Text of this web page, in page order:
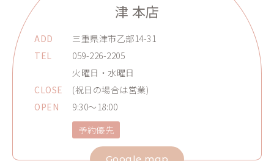
津 本店
ADD
三重県津市乙部14-31
TEL
059-226-2205
CLOSE
火曜日・水曜日
(祝日の場合は営業)
OPEN
9:30～18:00
予約優先